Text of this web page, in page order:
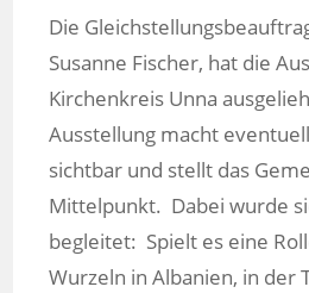
Die
Susanne Fischer, hat die
Kirchenkreis Unna
Ausstellung macht
sichtbar und stellt das
Mittelpunkt. Dabei wurde
begleitet: Spielt es eine
Wurzeln in Albanien, in der